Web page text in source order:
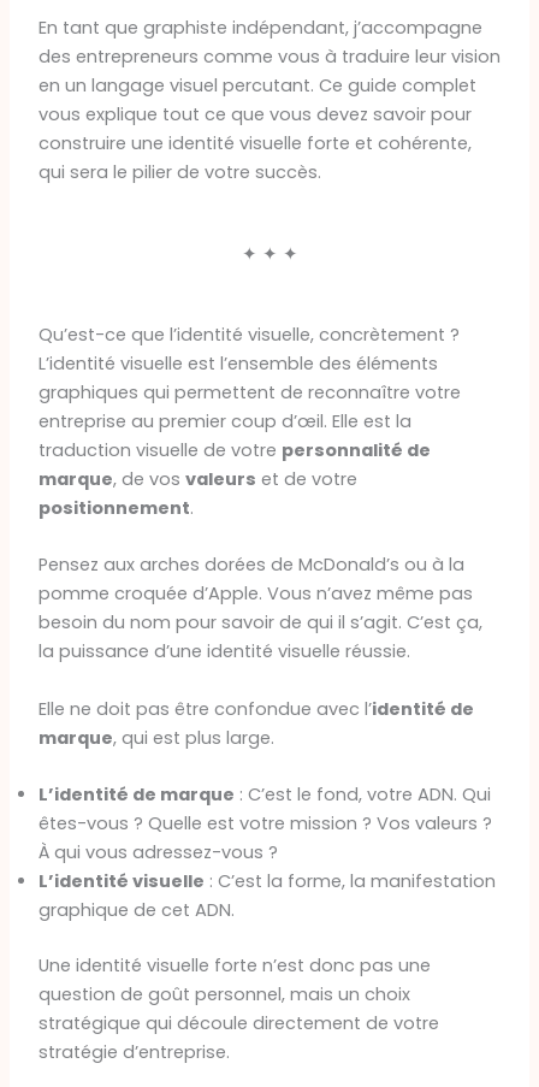
En tant que graphiste indépendant, j’accompagne
des entrepreneurs comme vous à traduire leur vision
en un langage visuel percutant. Ce guide complet
vous explique tout ce que vous devez savoir pour
construire une identité visuelle forte et cohérente,
qui sera le pilier de votre succès.
✦ ✦ ✦
Qu’est-ce que l’identité visuelle, concrètement ?
L’identité visuelle est l’ensemble des éléments
graphiques qui permettent de reconnaître votre
entreprise au premier coup d’œil. Elle est la
traduction visuelle de votre personnalité de
marque, de vos valeurs et de votre
positionnement.
Pensez aux arches dorées de McDonald’s ou à la
pomme croquée d’Apple. Vous n’avez même pas
besoin du nom pour savoir de qui il s’agit. C’est ça,
la puissance d’une identité visuelle réussie.
Elle ne doit pas être confondue avec l’identité de
marque, qui est plus large.
L’identité de marque : C’est le fond, votre ADN. Qui
êtes-vous ? Quelle est votre mission ? Vos valeurs ?
À qui vous adressez-vous ?
L’identité visuelle : C’est la forme, la manifestation
graphique de cet ADN.
Une identité visuelle forte n’est donc pas une
question de goût personnel, mais un choix
stratégique qui découle directement de votre
stratégie d’entreprise.